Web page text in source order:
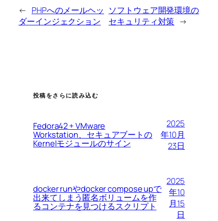
← PHPへのメールヘッ
ダーインジェクション
ソフトウェア開発環境の
セキュリティ対策 →
投稿をさらに読み込む
Fedora42 + VMware
Workstation、セキュアブートの
Kernelモジュールのサイン
2025
年10月
23日
docker runやdocker compose upで
出来てしまう匿名ボリュームを作
るコンテナを見つけるスクリプト
2025
年10
月15
日